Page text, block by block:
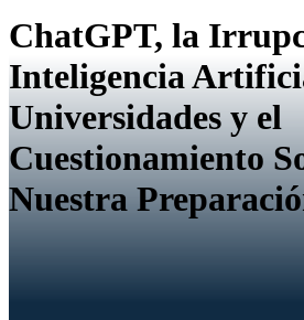
ChatGPT, la
Inteligencia
Universidades y el
Cuestionamiento
Nuestra